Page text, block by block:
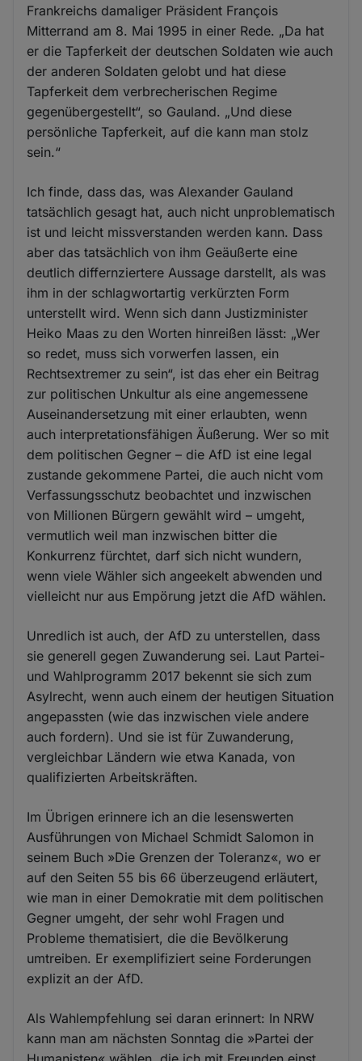
Frankreichs damaliger Präsident François
Mitterrand am 8. Mai 1995 in einer Rede. „Da hat
er die Tapferkeit der deutschen Soldaten wie auch
der anderen Soldaten gelobt und hat diese
Tapferkeit dem verbrecherischen Regime
gegenübergestellt“, so Gauland. „Und diese
persönliche Tapferkeit, auf die kann man stolz
sein.“
Ich finde, dass das, was Alexander Gauland
tatsächlich gesagt hat, auch nicht unproblematisch
ist und leicht missverstanden werden kann. Dass
aber das tatsächlich von ihm Geäußerte eine
deutlich differnziertere Aussage darstellt, als was
ihm in der schlagwortartig verkürzten Form
unterstellt wird. Wenn sich dann Justizminister
Heiko Maas zu den Worten hinreißen lässt: „Wer
so redet, muss sich vorwerfen lassen, ein
Rechtsextremer zu sein“, ist das eher ein Beitrag
zur politischen Unkultur als eine angemessene
Auseinandersetzung mit einer erlaubten, wenn
auch interpretationsfähigen Äußerung. Wer so mit
dem politischen Gegner – die AfD ist eine legal
zustande gekommene Partei, die auch nicht vom
Verfassungsschutz beobachtet und inzwischen
von Millionen Bürgern gewählt wird – umgeht,
vermutlich weil man inzwischen bitter die
Konkurrenz fürchtet, darf sich nicht wundern,
wenn viele Wähler sich angeekelt abwenden und
vielleicht nur aus Empörung jetzt die AfD wählen.
Unredlich ist auch, der AfD zu unterstellen, dass
sie generell gegen Zuwanderung sei. Laut Partei-
und Wahlprogramm 2017 bekennt sie sich zum
Asylrecht, wenn auch einem der heutigen Situation
angepassten (wie das inzwischen viele andere
auch fordern). Und sie ist für Zuwanderung,
vergleichbar Ländern wie etwa Kanada, von
qualifizierten Arbeitskräften.
Im Übrigen erinnere ich an die lesenswerten
Ausführungen von Michael Schmidt Salomon in
seinem Buch »Die Grenzen der Toleranz«, wo er
auf den Seiten 55 bis 66 überzeugend erläutert,
wie man in einer Demokratie mit dem politischen
Gegner umgeht, der sehr wohl Fragen und
Probleme thematisiert, die die Bevölkerung
umtreiben. Er exemplifiziert seine Forderungen
explizit an der AfD.
Als Wahlempfehlung sei daran erinnert: In NRW
kann man am nächsten Sonntag die »Partei der